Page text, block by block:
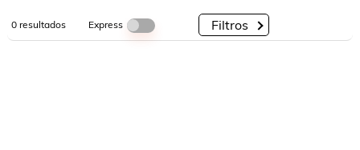
0resultados Express Filtros